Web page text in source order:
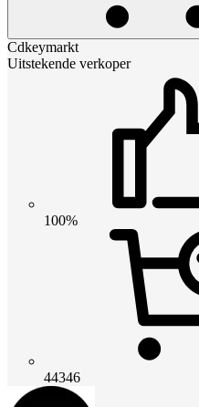
Cdkeymarkt
Uitstekende verkoper
100%
44346